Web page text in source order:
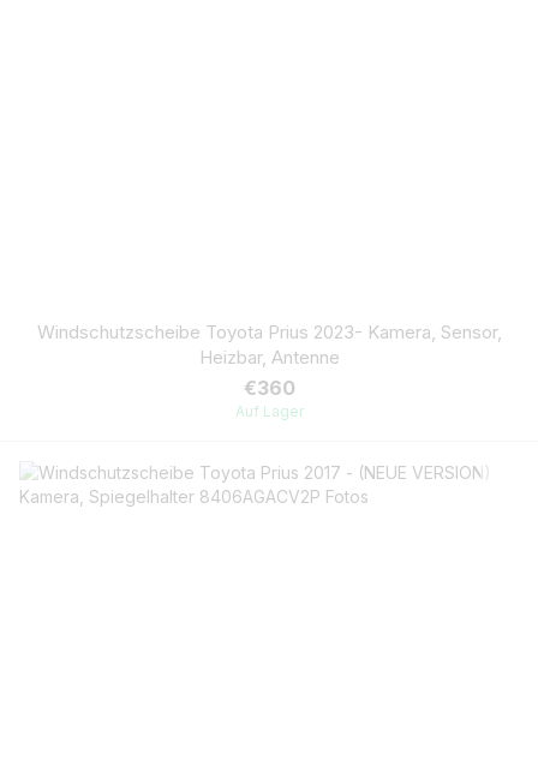
Windschutzscheibe Toyota Prius 2023- Kamera, Sensor,
Heizbar, Antenne
€360
Auf Lager